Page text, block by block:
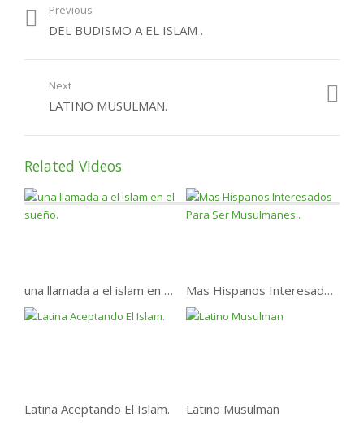
Previous
DEL BUDISMO A EL ISLAM .
Next
LATINO MUSULMAN.
Related Videos
una llamada a el islam en el sueño. Mas Hispanos Interesados Para Ser Musulmanes .
Latina Aceptando El Islam. Latino Musulman